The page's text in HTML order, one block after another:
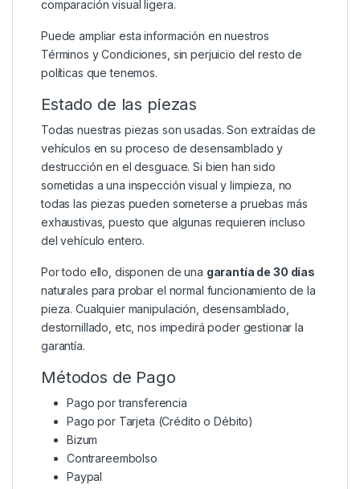
comparación visual ligera.
Puede ampliar esta información en nuestros
Términos y Condiciones , sin perjuicio del resto de
políticas que tenemos.
Estado de las piezas
Todas nuestras piezas son usadas. Son extraídas de
vehículos en su proceso de desensamblado y
destrucción en el desguace. Si bien han sido
sometidas a una inspección visual y limpieza, no
todas las piezas pueden someterse a pruebas más
exhaustivas, puesto que algunas requieren incluso
del vehículo entero.
Por todo ello, disponen de una garantía de 30 días
naturales para probar el normal funcionamiento de la
pieza. Cualquier manipulación, desensamblado,
destornillado, etc, nos impedirá poder gestionar la
garantía.
Métodos de Pago
Pago por transferencia
Pago por Tarjeta (Crédito o Débito)
Bizum
Contrareembolso
Paypal